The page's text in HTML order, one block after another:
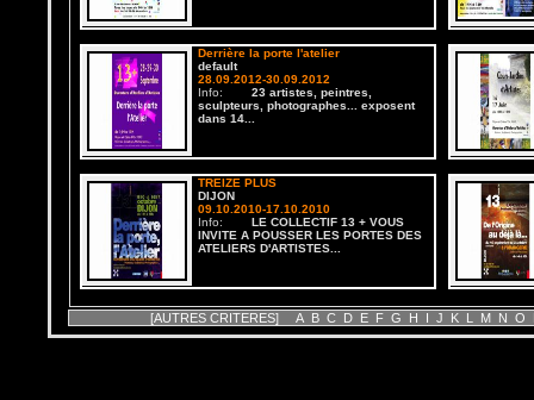
Derrière la porte l'atelier
default
28.09.2012-30.09.2012
Info:
23 artistes, peintres,
sculpteurs, photographes... exposent
dans 14...
TREIZE PLUS
DIJON
09.10.2010-17.10.2010
Info:
LE COLLECTIF 13 + VOUS
INVITE A POUSSER LES PORTES DES
ATELIERS D'ARTISTES...
default
DIJON
22.03.2010-28.03.2010
[AUTRES CRITERES] A B C D E F G H I J K L M N O